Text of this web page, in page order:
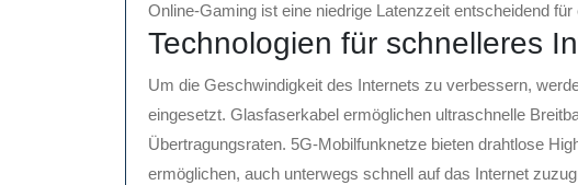
Online-Gaming ist eine niedrige Latenzzeit entscheidend
Technologien für schnelleres
Um die Geschwindigkeit des Internets zu verbessern,
eingesetzt. Glasfaserkabel ermöglichen ultraschnelle
Übertragungsraten. 5G-Mobilfunknetze bieten drahtlose
ermöglichen, auch unterwegs schnell auf das Internet